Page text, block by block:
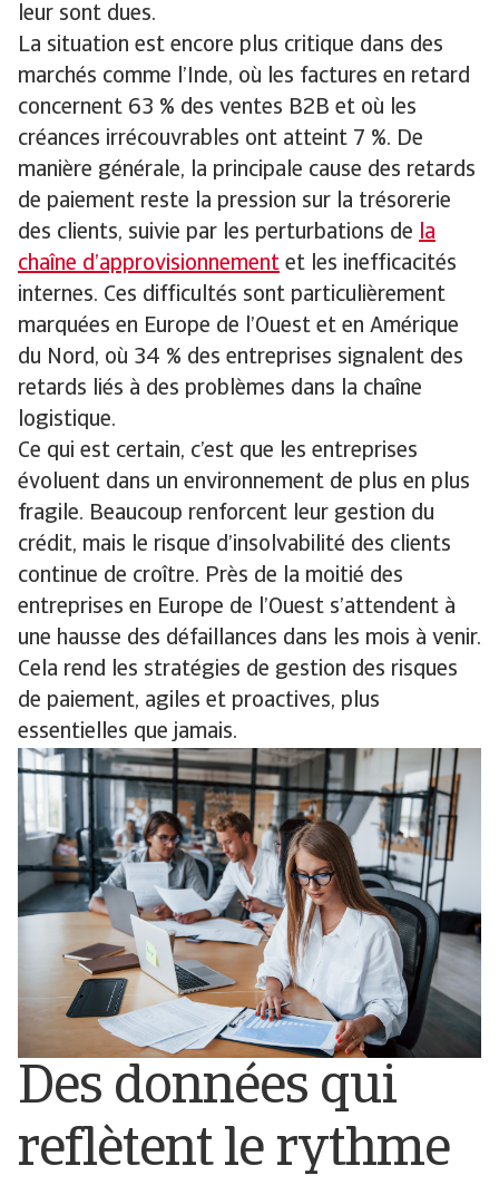
leur sont dues.
La situation est encore plus critique dans des
marchés comme l’Inde, où les factures en retard
concernent 63 % des ventes B2B et où les
créances irrécouvrables ont atteint 7 %. De
manière générale, la principale cause des retards
de paiement reste la pression sur la trésorerie
des clients, suivie par les perturbations de la
chaîne d’approvisionnement et les inefficacités
internes. Ces difficultés sont particulièrement
marquées en Europe de l’Ouest et en Amérique
du Nord, où 34 % des entreprises signalent des
retards liés à des problèmes dans la chaîne
logistique.
Ce qui est certain, c’est que les entreprises
évoluent dans un environnement de plus en plus
fragile. Beaucoup renforcent leur gestion du
crédit, mais le risque d’insolvabilité des clients
continue de croître. Près de la moitié des
entreprises en Europe de l’Ouest s’attendent à
une hausse des défaillances dans les mois à venir.
Cela rend les stratégies de gestion des risques
de paiement, agiles et proactives, plus
essentielles que jamais.
Des données qui
reflètent le rythme